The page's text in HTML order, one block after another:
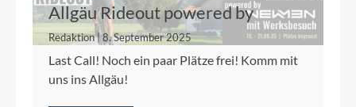
Allgäu Rideout powered by
Newmen 19.-21.9.
Redaktion | 8. September 2025
Last Call! Noch ein paar Plätze frei! Komm mit
uns ins Allgäu!